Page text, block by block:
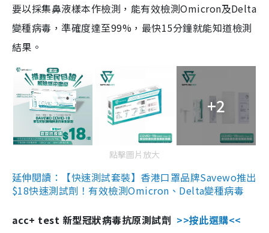
要以採集鼻液樣本作檢測，能有效檢測Omicron及Delta
變種病毒，準確度達至99%，最快15分鐘就能知道檢測
結果。
+2
點擊圖片放大
延伸閱讀：【快速測試套裝】香港口罩品牌Savewo推出
$18快速測試劑！有效檢測Omicron、Delta變種病毒
acc+ test 新型冠狀病毒抗原測試劑 >>按此選購<<